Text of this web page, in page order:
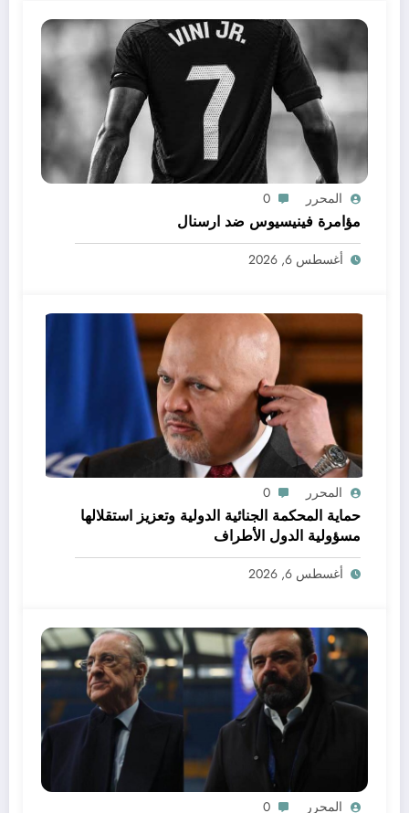
المحرر 0
مؤامرة فينيسيوس ضد ارسنال
أغسطس 6, 2026
المحرر 0
حماية المحكمة الجنائية الدولية وتعزيز استقلالها
مسؤولية الدول الأطراف
أغسطس 6, 2026
المحرر 0